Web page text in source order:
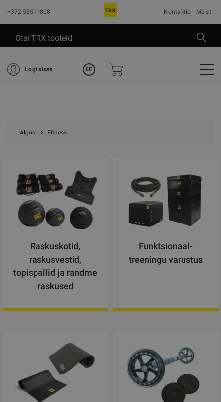
+372 55511808 Kontaktid Meist
Logi sisse EE
Algus Fitness
Raskuskotid,
raskusvestid,
topispallid ja randme
raskused
Funktsionaal-
treeningu varustus